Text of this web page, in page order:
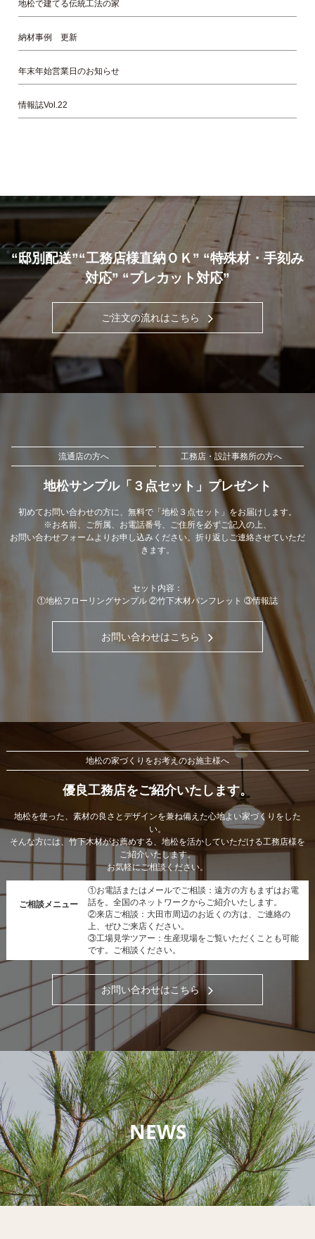
地松で建てる伝統工法の家
納材事例 更新
年末年始営業日のお知らせ
情報誌Vol.22
“邸別配送”“工務店様直納ＯＫ” “特殊材・手刻み
対応” “プレカット対応”
ご注文の流れはこちら
流通店の方へ 工務店・設計事務所の方へ
地松サンプル「３点セット」プレゼント
初めてお問い合わせの方に、無料で「地松３点セット」をお届けします。
※お名前、ご所属、お電話番号、ご住所を必ずご記入の上、
お問い合わせフォームよりお申し込みください。折り返しご連絡させていただ
きます。
セット内容：
①地松フローリングサンプル ②竹下木材パンフレット ③情報誌
お問い合わせはこちら
地松の家づくりをお考えのお施主様へ
優良工務店をご紹介いたします。
地松を使った、素材の良さとデザインを兼ね備えた心地よい家づくりをした
い。
そんな方には、竹下木材がお薦めする、地松を活かしていただける工務店様を
ご紹介いたします。
お気軽にご相談ください。
ご相談メニュー
①お電話またはメールでご相談：遠方の方もまずはお電
話を。全国のネットワークからご紹介いたします。
②来店ご相談：大田市周辺のお近くの方は、ご連絡の
上、ぜひご来店ください。
③工場見学ツアー：生産現場をご覧いただくことも可能
です。ご相談ください。
お問い合わせはこちら
NEWS